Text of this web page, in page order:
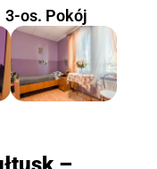
3-os. Pokój